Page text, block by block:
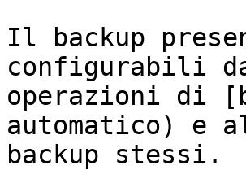
Il backup
configurabili
operazioni di
automatico) e
backup stessi.